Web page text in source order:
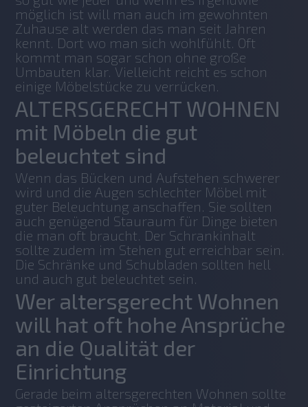
möglich ist will man auch im gewohnten
Zuhause alt werden das man seit Jahren
kennt. Dort wo man sich wohlfühlt. Oft
kommt man sogar schon ohne große
Umbauten klar. Vielleicht reicht es schon
einige Möbelstücke zu verrücken.
ALTERSGERECHT WOHNEN
mit Möbeln die gut
beleuchtet sind
Wenn das Bücken und Aufstehen schwerer
wird und die Augen schlechter Möbel mit
guter Beleuchtung anschaffen. Sie sollten
auch genügend Stauraum für Dinge bieten
die man oft braucht. Der Schrankinhalt
sollte zudem im Stehen gut erreichbar sein.
Die Schränke und Schubladen sollten hell
und auch gut beleuchtet sein.
Wer altersgerecht Wohnen
will hat oft hohe Ansprüche
an die Qualität der
Einrichtung
Gerade beim altersgerechten Wohnen sollte